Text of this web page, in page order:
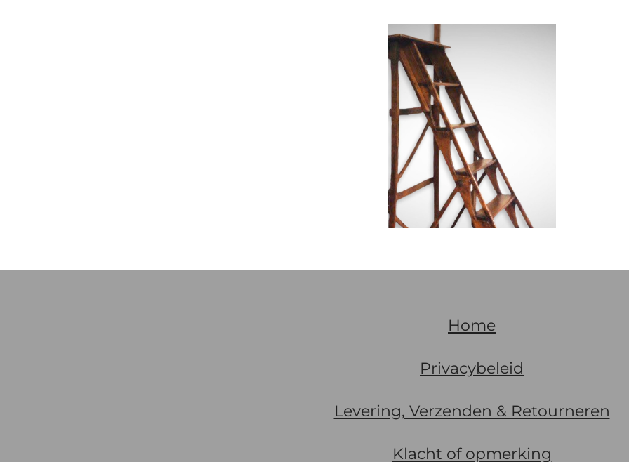
Home
Privacybeleid
Levering, Verzenden & Retourneren
Klacht of opmerking